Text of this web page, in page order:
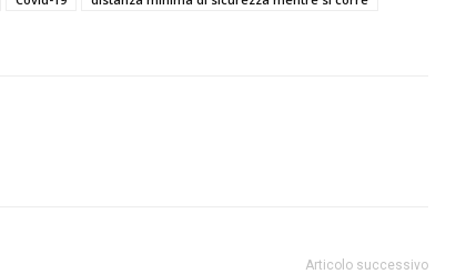
Articolo successivo